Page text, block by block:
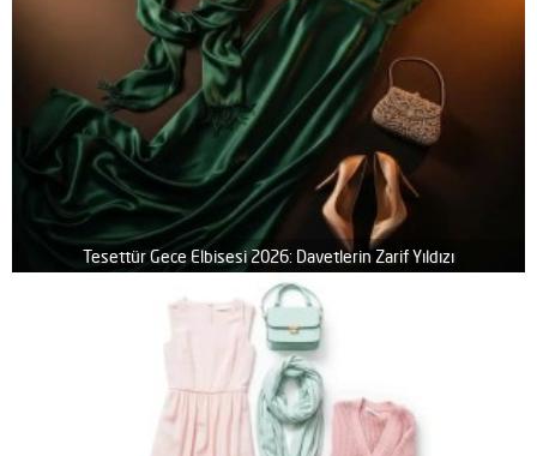
Tesettür Gece Elbisesi 2026: Davetlerin Zarif Yıldızı